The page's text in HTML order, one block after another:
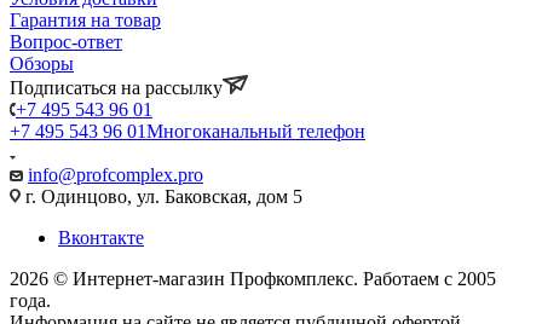
Гарантия на товар
Вопрос-ответ
Обзоры
Подписаться на рассылку
+7 495 543 96 01
+7 495 543 96 01Многоканальный телефон
info@profcomplex.pro
г. Одинцово, ул. Баковская, дом 5
Вконтакте
2026 © Интернет-магазин Профкомплекс. Работаем с 2005
года.